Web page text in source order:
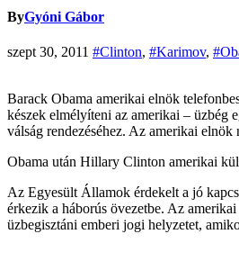
ByGyóni Gábor
szept 30, 2011 #Clinton, #Karimov,
Barack Obama amerikai elnök
készek elmélyíteni az amerikai – üzbég
válság rendezéséhez. Az amerikai
Obama után Hillary Clinton amerikai
Az Egyesült Államok érdekelt a jó
érkezik a háborús övezetbe. Az
üzbegisztáni emberi jogi helyzetet,